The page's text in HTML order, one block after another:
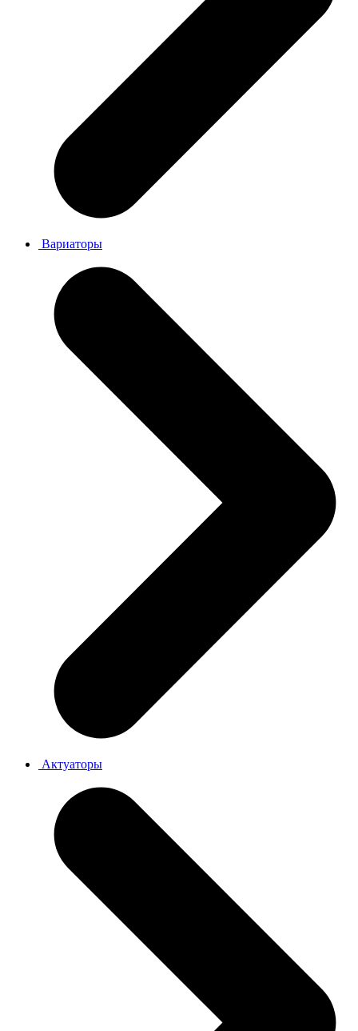
Вариаторы
Актуаторы